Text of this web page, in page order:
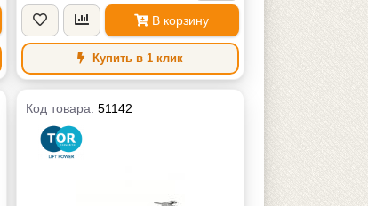
В корзину
Купить в 1 клик
Код товара:51142